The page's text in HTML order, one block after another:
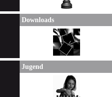
Downloads
Jugend